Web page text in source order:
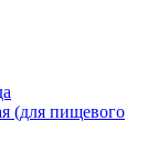
(для пищевого